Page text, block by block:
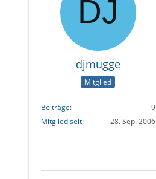
djmugge
Mitglied
Beiträge
9
Mitglied seit
28. Sep. 2006